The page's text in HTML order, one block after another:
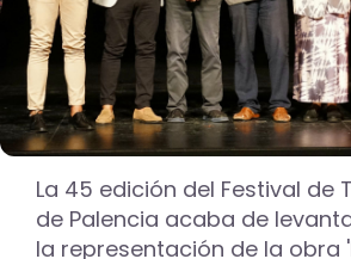
La 45 edición del Festival de
de Palencia acaba de
la representación de la obra